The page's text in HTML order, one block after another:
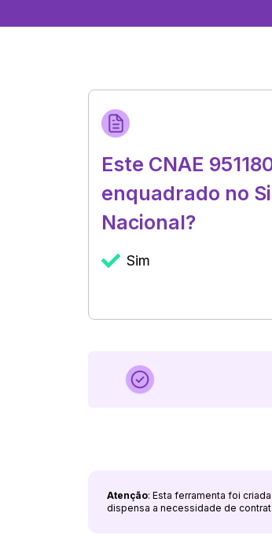
Este CNAE
enquadrado no
Nacional?
Sim
Atenção: Esta ferramenta foi
dispensa a necessidade de